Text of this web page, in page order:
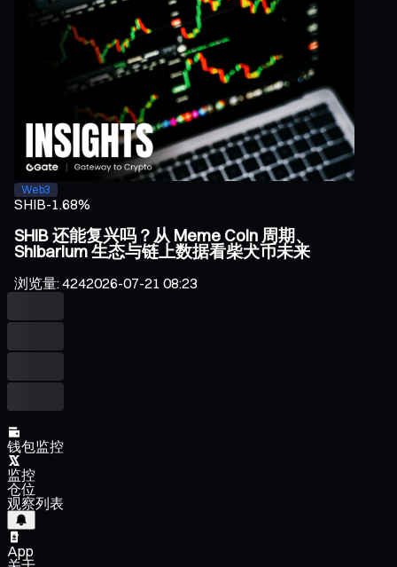
Web3
SHIB-1.68%
SHIB 还能复兴吗？从 Meme Coin 周期、
Shibarium 生态与链上数据看柴犬币未来
浏览量:4242026-07-21 08:23
钱包监控
监控
仓位
观察列表
App